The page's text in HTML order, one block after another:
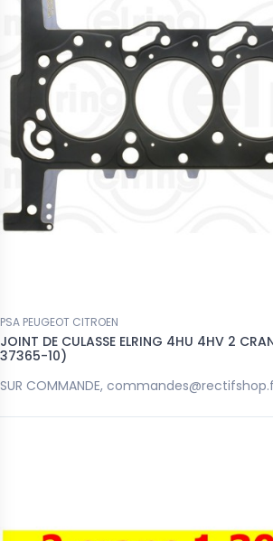
PSA PEUGEOT CITROEN
JOINT DE CULASSE ELRING 4HU 4HV 2
37365-10)
SUR COMMANDE,